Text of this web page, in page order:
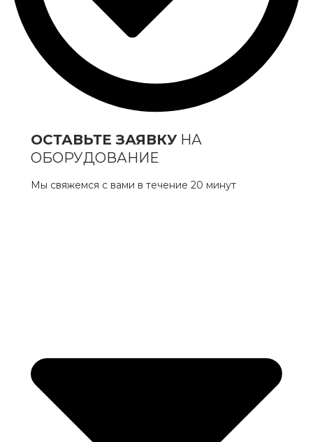
ОСТАВЬТЕ ЗАЯВКУНА
ОБОРУДОВАНИЕ
Мы свяжемся с вами в течение 20 минут